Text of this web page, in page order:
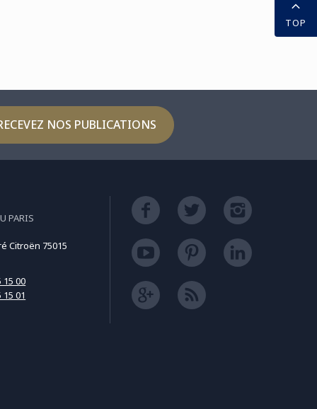
NOS PUBLICATIONS
TOP
PARIS
Citroën 75015
15 00
15 01